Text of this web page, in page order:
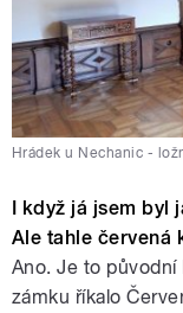
Hrádek u Nechanic -
I když já jsem byl
Ale tahle červená
Ano. Je to původní
zámku říkalo